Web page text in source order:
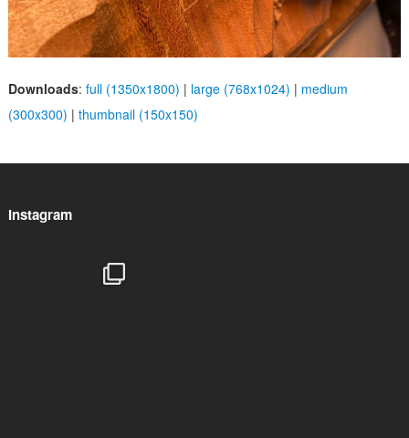
Downloads: full (1350x1800) | large (768x1024) | medium
(300x300) | thumbnail (150x150)
Instagram